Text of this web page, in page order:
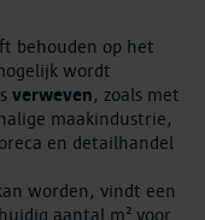
behouden op het
wordt
verweven, zoals met
maakindustrie,
en detailhandel
worden, vindt een
aantal m² voor